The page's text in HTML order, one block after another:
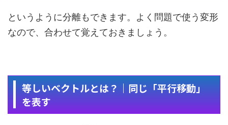
というように分離もできます。よく問題で使う変形
なので、合わせて覚えておきましょう。
等しいベクトルとは？｜同じ「平行移動」
を表す